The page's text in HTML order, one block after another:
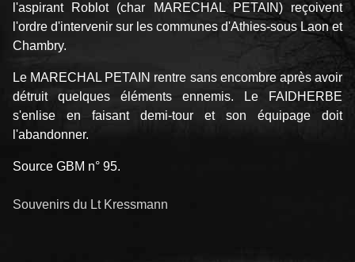
l'aspirant Roblot (char MARECHAL PETAIN) reçoivent
l'ordre d'intervenir sur les communes d'Athies-sous Laon et
Chambry.
Le MARECHAL PETAIN rentre sans encombre après avoir
détruit quelques éléments ennemis. Le FAIDHERBE
s'enlise en faisant demi-tour et son équipage doit
l'abandonner.
Source GBM n° 95.
Souvenirs du Lt Kressmann